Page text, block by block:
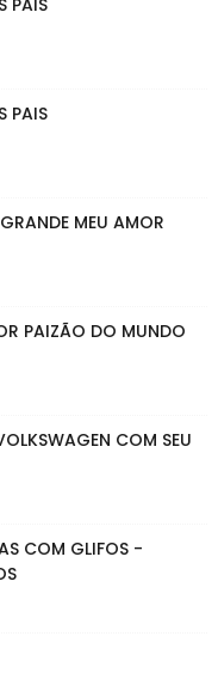
PAIS
PAIS
MEU AMOR
PAIZÃO DO MUNDO
COM SEU
COM GLIFOS -